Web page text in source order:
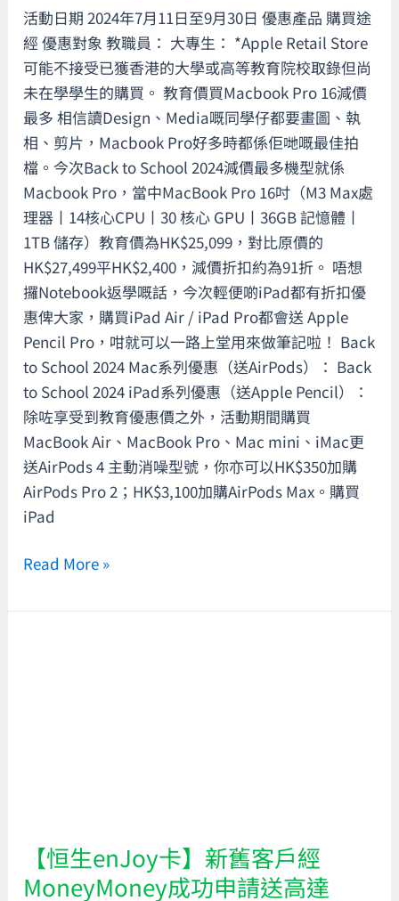
活動日期 2024年7月11日至9月30日 優惠產品 購買途
經 優惠對象 教職員： 大專生： *Apple Retail Store
可能不接受已獲香港的大學或高等教育院校取錄但尚
未在學學生的購買。 教育價買Macbook Pro 16減價
最多 相信讀Design、Media嘅同學仔都要畫圖、執
相、剪片，Macbook Pro好多時都係佢哋嘅最佳拍
檔。今次Back to School 2024減價最多機型就係
Macbook Pro，當中MacBook Pro 16吋（M3 Max處
理器丨14核心CPU丨30 核心 GPU丨36GB 記憶體丨
1TB 儲存）教育價為HK$25,099，對比原價的
HK$27,499平HK$2,400，減價折扣約為91折。 唔想
攞Notebook返學嘅話，今次輕便啲iPad都有折扣優
惠俾大家，購買iPad Air / iPad Pro都會送 Apple
Pencil Pro，咁就可以一路上堂用來做筆記啦！ Back
to School 2024 Mac系列優惠（送AirPods）： Back
to School 2024 iPad系列優惠（送Apple Pencil）：
除咗享受到教育優惠價之外，活動期間購買
MacBook Air、MacBook Pro、Mac mini、iMac更
送AirPods 4 主動消噪型號，你亦可以HK$350加購
AirPods Pro 2；HK$3,100加購AirPods Max。購買
iPad
高
減
HK$2,400！
限
時
送
AirPods
/
Apple
Pencil！
即
睇
優
惠
詳
情
要
求！
Read More »
【恒生enJoy卡】新舊客戶經
MoneyMoney成功申請送高達
MoneyMoney
成